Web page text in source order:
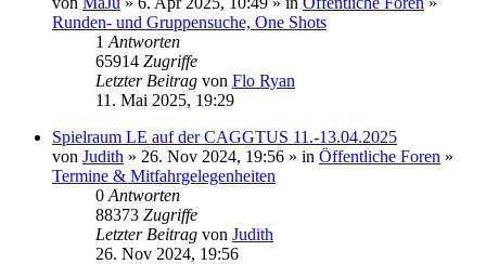
Runden- und Gruppensuche, One Shots
1 Antworten
65914 Zugriffe
Letzter Beitrag von Flo Ryan
11. Mai 2025, 19:29
Spielraum LE auf der CAGGTUS 11.-13.04.2025
von Judith » 26. Nov 2024, 19:56 » in Öffentliche Foren »
Termine & Mitfahrgelegenheiten
0 Antworten
88373 Zugriffe
Letzter Beitrag von Judith
26. Nov 2024, 19:56